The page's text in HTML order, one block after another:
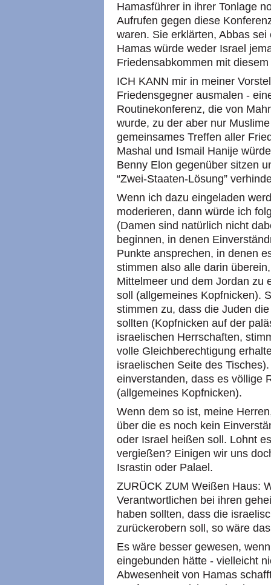
Hamasführer in ihrer Tonlage
Aufrufen gegen diese
waren. Sie erklärten, Abbas
Hamas würde weder Israel
Friedensabkommen mit
ICH KANN mir in meiner
Friedensgegner ausmalen -
Routinekonferenz, die von
wurde, zu der aber nur
gemeinsames Treffen aller
Mashal und Ismail Hanije
Benny Elon gegenüber sitzen
“Zwei-Staaten-Lösung”
Wenn ich dazu eingeladen
moderieren, dann würde ich
(Damen sind natürlich nicht
beginnen, in denen
Punkte ansprechen, in denen
stimmen also alle darin
Mittelmeer und dem Jordan zu
soll (allgemeines Kopfnicken).
stimmen zu, dass die Juden
sollten (Kopfnicken auf der
israelischen Herrschaften,
volle Gleichberechtigung
israelischen Seite des
einverstanden, dass es völlige
(allgemeines Kopfnicken).
Wenn dem so ist, meine
über die es noch kein
oder Israel heißen soll. Lohnt
vergießen? Einigen wir uns
Israstin oder Palael.
ZURÜCK ZUM Weißen Haus:
Verantwortlichen bei ihren
haben sollten, dass die
zurückerobern soll, so wäre
Es wäre besser gewesen,
eingebunden hätte - vielleicht
Abwesenheit von Hamas